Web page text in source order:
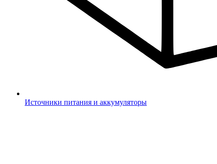
Источники питания и аккумуляторы